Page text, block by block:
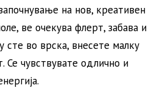
на нов, креативен
ве очекува флерт, забава и
во врска, внесете малку
Се чувствувате одлично и